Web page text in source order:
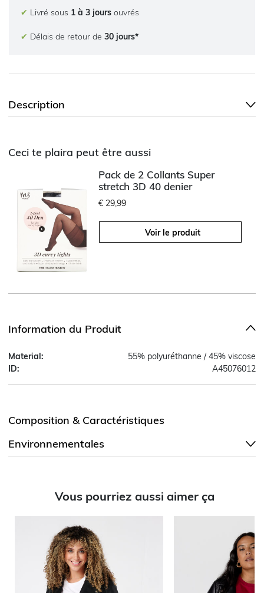
✔ Livré sous 1 à 3 jours ouvrés
✔ Délais de retour de 30 jours*
Description
Ceci te plaira peut être aussi
Pack de 2 Collants Super
stretch 3D 40 denier
€ 29,99
Voir le produit
Information du Produit
Material:
55% polyuréthanne / 45% viscose
ID:
A45076012
Composition & Caractéristiques
Environnementales
Vous pourriez aussi aimer ça